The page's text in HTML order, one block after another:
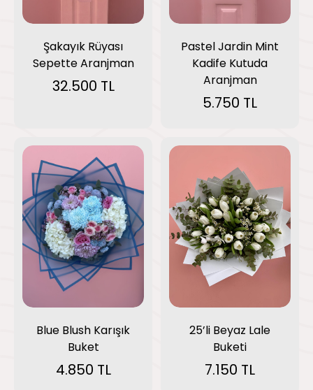
Şakayık Rüyası
Sepette Aranjman
32.500 TL
Pastel Jardin Mint
Kadife Kutuda
Aranjman
5.750 TL
Blue Blush Karışık
Buket
4.850 TL
25’li Beyaz Lale
Buketi
7.150 TL